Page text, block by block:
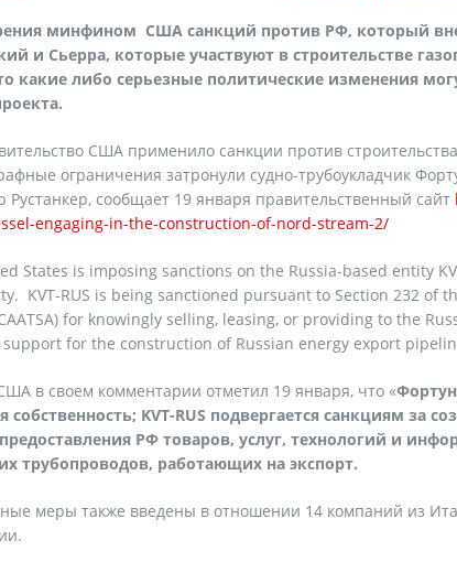
минфином США санкций против РФ, который
и Сьерра, которые участвуют в строительстве
какие либо серьезные политические изменения
США применило санкции против
ограничения затронули судно-трубоукладчик
Рустанкер, сообщает 19 января правительственный сайт
engaging-in-the-construction-of-nord-stream-2/
States is imposing sanctions on the Russia-based entity
KVT-RUS is being sanctioned pursuant to Section 232 of
for knowingly selling, leasing, or providing to the
for the construction of Russian energy export
в своем комментарии отметил 19 января, что «
собственность; KVT-RUS подвергается санкциям за
РФ товаров, услуг, технологий и
трубопроводов, работающих на экспорт.
меры также введены в отношении 14 компаний из